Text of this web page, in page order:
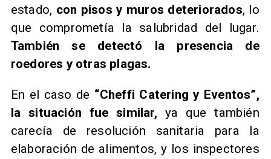
estado, con pisos y muros deteriorados, lo
que comprometía la salubridad del lugar.
También se detectó la presencia de
roedores y otras plagas.
En el caso de “Cheffi Catering y Eventos”,
la situación fue similar, ya que también
carecía de resolución sanitaria para la
elaboración de alimentos, y los inspectores